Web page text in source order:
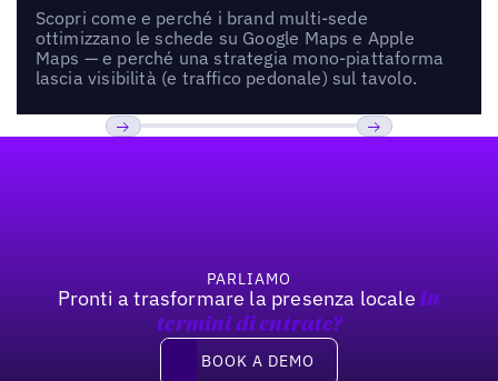
Scopri come e perché i brand multi-sede
ottimizzano le schede su Google Maps e Apple
Maps — e perché una strategia mono-piattaforma
lascia visibilità (e traffico pedonale) sul tavolo.
PARLIAMO
Pronti a trasformare la presenza locale In
termini di entrate?
Book a demo
BOOK A DEMO